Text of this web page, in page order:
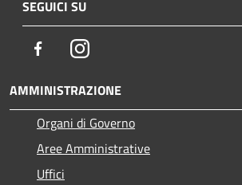
SEGUICI SU
FacebookInstagram
AMMINISTRAZIONE
Organi di Governo
Aree Amministrative
Uffici